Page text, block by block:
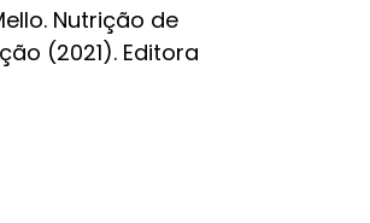
Nutrição de
(2021). Editora